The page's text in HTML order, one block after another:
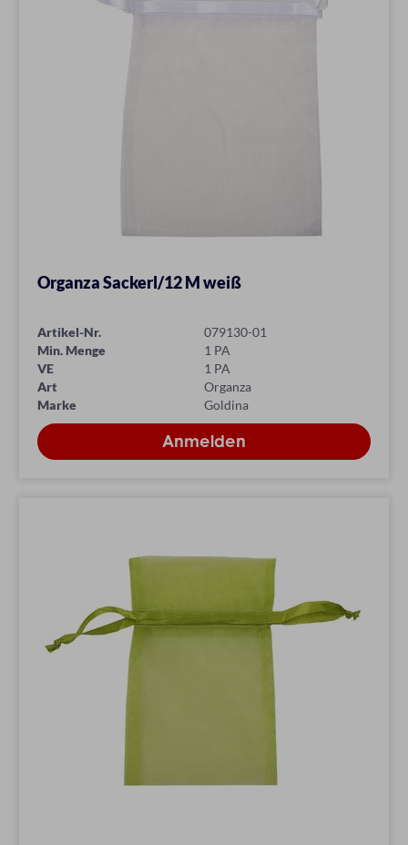
Organza Sackerl/12 M weiß
Artikel-Nr.
079130-01
Min. Menge
1 PA
VE
1 PA
Art
Organza
Marke
Goldina